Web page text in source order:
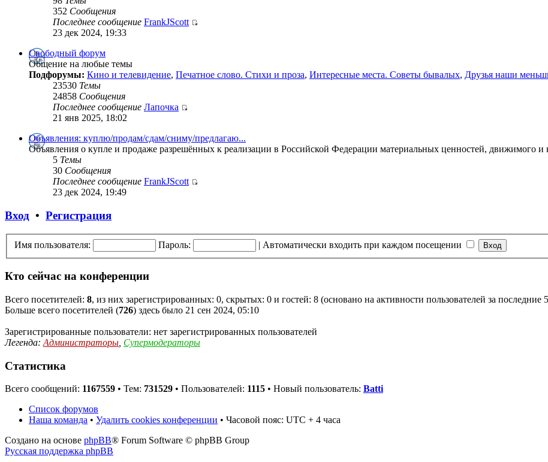
352 Сообщения
Последнее сообщение FrankJScott
23 дек 2024, 19:33
Свободный форум
Общение на любые темы
Подфорумы: Кино и телевидение, Печатное слово. Стихи и проза, Интересные места. Советы бывалых, Друзья наши
23530 Темы
24858 Сообщения
Последнее сообщение Лапочка
21 янв 2025, 18:02
Объявления: куплю/продам/сдам/сниму/предлагаю...
Объявления о купле и продаже разрешённых к реализации в Российской Федерации материальных ценностей, движимого
5 Темы
30 Сообщения
Последнее сообщение FrankJScott
23 дек 2024, 19:49
Вход • Регистрация
Имя пользователя: Пароль: | Автоматически входить при каждом посещении
Кто сейчас на конференции
Всего посетителей: 8, из них зарегистрированных: 0, скрытых: 0 и гостей: 8 (основано на активности пользователей за последние
Больше всего посетителей (726) здесь было 21 сен 2024, 05:10
Зарегистрированные пользователи: нет зарегистрированных пользователей
Легенда: Администраторы Супермодераторы
Статистика
Всего сообщений: 1167559 • Тем: 731529 • Пользователей: 1115 • Новый пользователь: Batti
Список форумов
Наша команда • Удалить cookies конференции • Часовой пояс: UTC + 4 часа
Создано на основе phpBB® Forum Software © phpBB Group
Русская поддержка phpBB